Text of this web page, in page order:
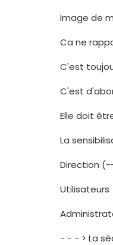
Image de
Ca ne
C'est
C'est
Elle doit
La
Direction
Utilisateurs
- - - > La